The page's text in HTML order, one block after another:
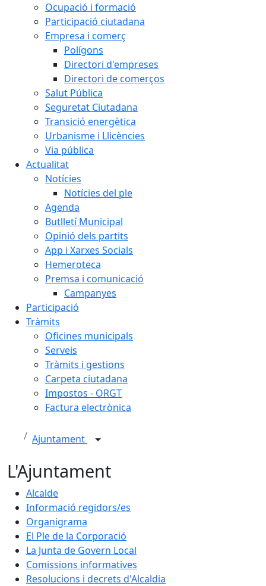
Ocupació i formació
Participació ciutadana
Empresa i comerç
Polígons
Directori d'empreses
Directori de comerços
Salut Pública
Seguretat Ciutadana
Transició energètica
Urbanisme i Llicències
Via pública
Actualitat
Notícies
Notícies del ple
Agenda
Butlletí Municipal
Opinió dels partits
App i Xarxes Socials
Hemeroteca
Premsa i comunicació
Campanyes
Participació
Tràmits
Oficines municipals
Serveis
Tràmits i gestions
Carpeta ciutadana
Impostos - ORGT
Factura electrònica
Ajuntament
L'Ajuntament
Alcalde
Informació regidors/es
Organigrama
El Ple de la Corporació
La Junta de Govern Local
Comissions informatives
Resolucions i decrets d'Alcaldia